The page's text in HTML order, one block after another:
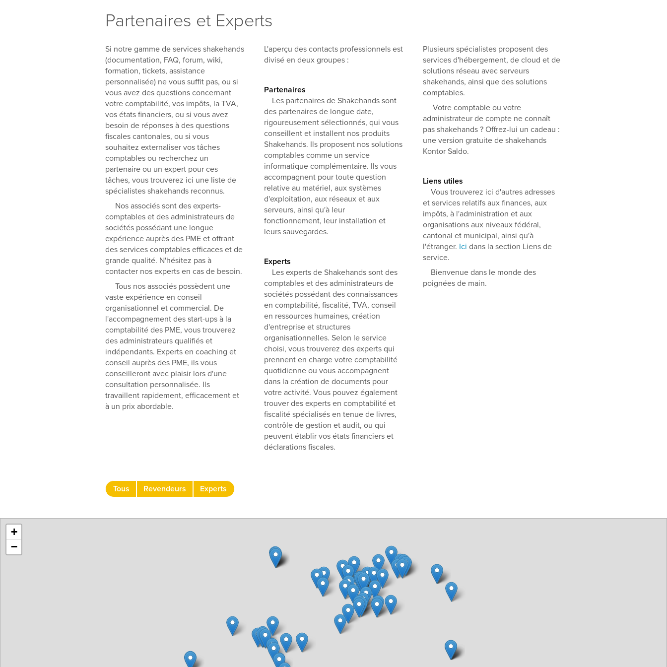
Partenaires et Experts
Si notre gamme de services shakehands
(documentation, FAQ, forum, wiki,
formation, tickets, assistance
personnalisée) ne vous suffit pas, ou si
vous avez des questions concernant
votre comptabilité, vos impôts, la TVA,
vos états financiers, ou si vous avez
besoin de réponses à des questions
fiscales cantonales, ou si vous
souhaitez externaliser vos tâches
comptables ou recherchez un
partenaire ou un expert pour ces
tâches, vous trouverez ici une liste de
spécialistes shakehands reconnus.
Nos associés sont des experts-
comptables et des administrateurs de
sociétés possédant une longue
expérience auprès des PME et offrant
des services comptables efficaces et de
grande qualité. N'hésitez pas à
contacter nos experts en cas de besoin.
Tous nos associés possèdent une
vaste expérience en conseil
organisationnel et commercial. De
l'accompagnement des start-ups à la
comptabilité des PME, vous trouverez
des administrateurs qualifiés et
indépendants. Experts en coaching et
conseil auprès des PME, ils vous
conseilleront avec plaisir lors d'une
consultation personnalisée. Ils
travaillent rapidement, efficacement et
à un prix abordable.
L'aperçu des contacts professionnels est
divisé en deux groupes :
Partenaires
Les partenaires de Shakehands sont
des partenaires de longue date,
rigoureusement sélectionnés, qui vous
conseillent et installent nos produits
Shakehands. Ils proposent nos solutions
comptables comme un service
informatique complémentaire. Ils vous
accompagnent pour toute question
relative au matériel, aux systèmes
d'exploitation, aux réseaux et aux
serveurs, ainsi qu'à leur
fonctionnement, leur installation et
leurs sauvegardes.
Experts
Les experts de Shakehands sont des
comptables et des administrateurs de
sociétés possédant des connaissances
en comptabilité, fiscalité, TVA, conseil
en ressources humaines, création
d'entreprise et structures
organisationnelles. Selon le service
choisi, vous trouverez des experts qui
prennent en charge votre comptabilité
quotidienne ou vous accompagnent
dans la création de documents pour
votre activité. Vous pouvez également
trouver des experts en comptabilité et
fiscalité spécialisés en tenue de livres,
contrôle de gestion et audit, ou qui
peuvent établir vos états financiers et
déclarations fiscales.
Plusieurs spécialistes proposent des
services d'hébergement, de cloud et de
solutions réseau avec serveurs
shakehands, ainsi que des solutions
comptables.
Votre comptable ou votre
administrateur de compte ne connaît
pas shakehands ? Offrez-lui un cadeau :
une version gratuite de shakehands
Kontor Saldo.
Liens utiles
Vous trouverez ici d'autres adresses
et services relatifs aux finances, aux
impôts, à l'administration et aux
organisations aux niveaux fédéral,
cantonal et municipal, ainsi qu'à
l'étranger. Ici dans la section Liens de
service.
Bienvenue dans le monde des
poignées de main.
Tous Revendeurs Experts
+
−